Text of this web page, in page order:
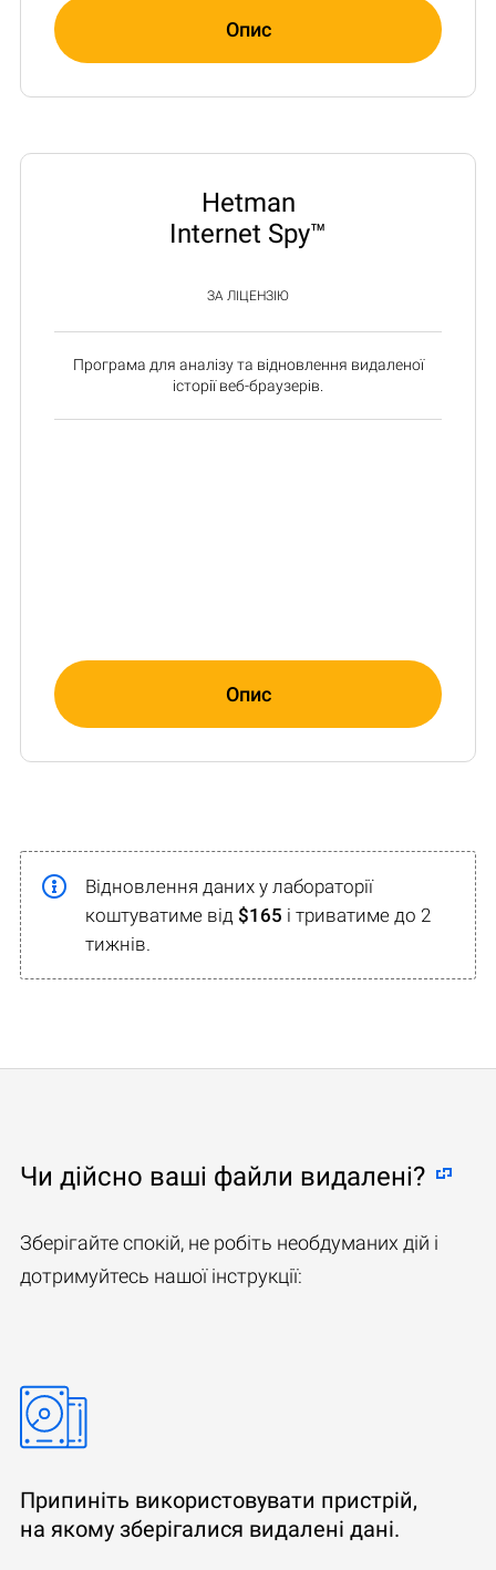
Опис
Hetman
Internet Spy™
ЗА ЛІЦЕНЗІЮ
Програма для аналізу та відновлення видаленої
історії веб-браузерів.
Опис
Відновлення даних у лабораторії
коштуватиме від $165 і триватиме до 2
тижнів.
Чи дійсно ваші файли видалені?
Зберігайте спокій, не робіть необдуманих дій і
дотримуйтесь нашої інструкції:
Припиніть використовувати пристрій,
на якому зберігалися видалені дані.